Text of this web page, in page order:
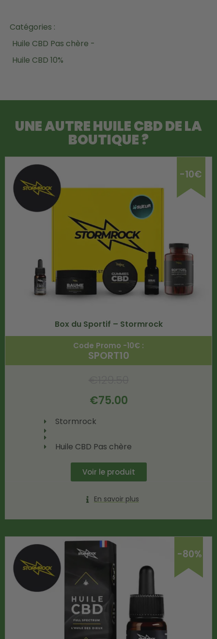
Catégories :
Huile CBD Pas chère -
Huile CBD 10%
UNE AUTREHUILE CBDDE LA
BOUTIQUE ?
-10€
Box du Sportif – Stormrock
Code Promo -10€ :
SPORT10
€75.00
Stormrock
Huile CBD Pas chère
Voir le produit
En savoir plus
-80%